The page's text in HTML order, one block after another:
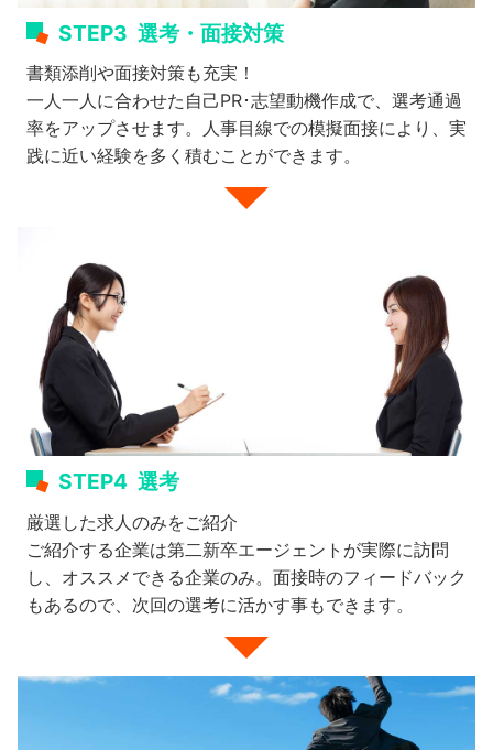
STEP3 選考・面接対策
書類添削や面接対策も充実！
一人一人に合わせた自己PR･志望動機作成で、選考通過
率をアップさせます。人事目線での模擬面接により、実
践に近い経験を多く積むことができます。
STEP4 選考
厳選した求人のみをご紹介
ご紹介する企業は第二新卒エージェントが実際に訪問
し、オススメできる企業のみ。面接時のフィードバック
もあるので、次回の選考に活かす事もできます。